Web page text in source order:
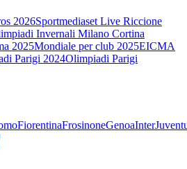
2026Sportmediaset Live Riccione
Invernali Milano Cortina
2025Mondiale per club 2025EICMA
Parigi 2024Olimpiadi Parigi
FiorentinaFrosinoneGenoaInter